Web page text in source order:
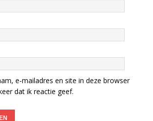
e-mailadres en site in deze browser
dat ik reactie geef.